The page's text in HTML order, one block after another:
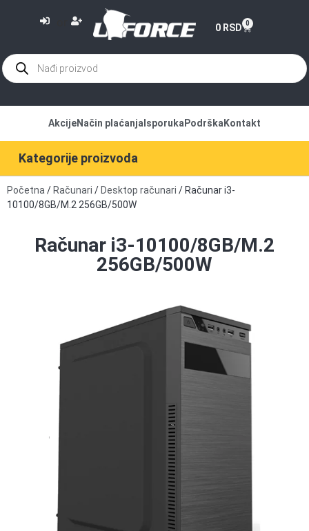
0 RSD 0
Kategorije proizvoda
AkcijeNačin plaćanja Isporuka Podrška Kontakt
Početna / Računari / Desktop računari / Računar i3-
10100/8GB/M.2 256GB/500W
Računar i3-10100/8GB/M.2
256GB/500W